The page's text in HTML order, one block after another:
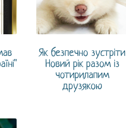
Як безпечно зустріти
Новий рік разом із
чотирилапим
друзякою